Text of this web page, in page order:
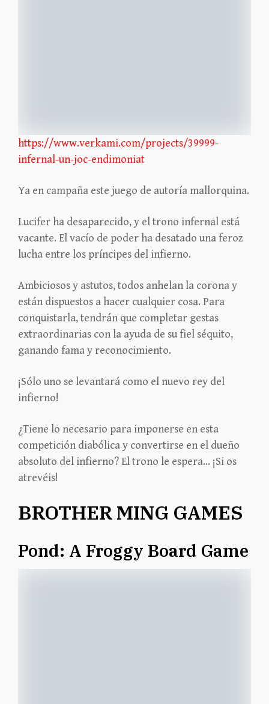
https://www.verkami.com/projects/39999-
infernal-un-joc-endimoniat
Ya en campaña este juego de autoría mallorquina.
Lucifer ha desaparecido, y el trono infernal está
vacante. El vacío de poder ha desatado una feroz
lucha entre los príncipes del infierno.
Ambiciosos y astutos, todos anhelan la corona y
están dispuestos a hacer cualquier cosa. Para
conquistarla, tendrán que completar gestas
extraordinarias con la ayuda de su fiel séquito,
ganando fama y reconocimiento.
¡Sólo uno se levantará como el nuevo rey del
infierno!
¿Tiene lo necesario para imponerse en esta
competición diabólica y convertirse en el dueño
absoluto del infierno? El trono le espera… ¡Si os
atrevéis!
BROTHER MING GAMES
Pond: A Froggy Board Game